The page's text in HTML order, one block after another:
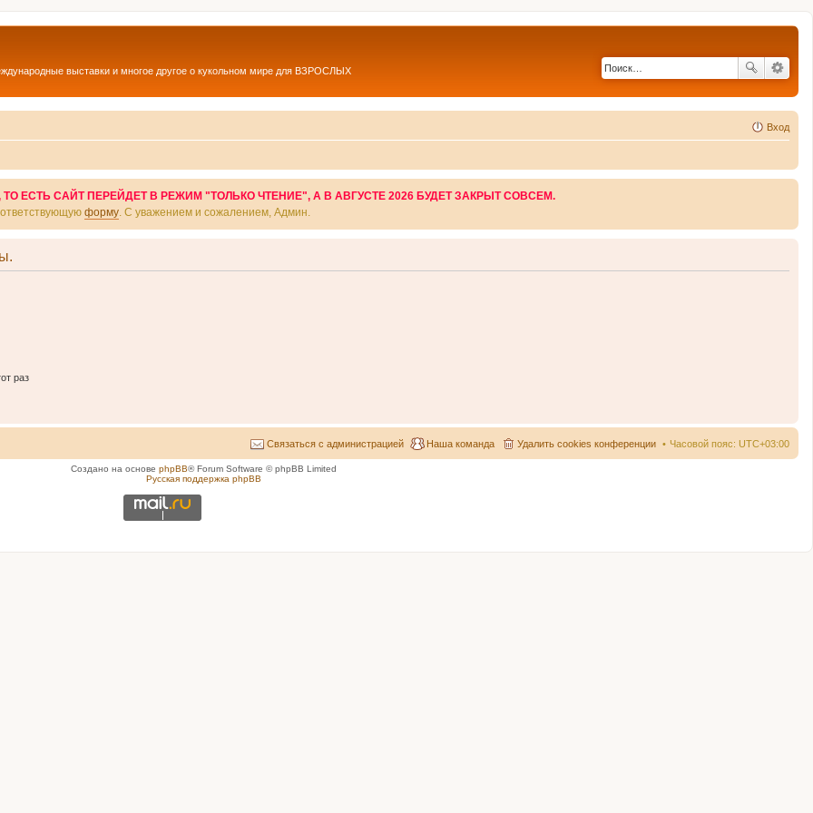
выставки и многое другое о кукольном мире для ВЗРОСЛЫХ
Вход
ЕСТЬ САЙТ ПЕРЕЙДЕТ В РЕЖИМ "ТОЛЬКО ЧТЕНИЕ", А В АВГУСТЕ 2026 БУДЕТ ЗАКРЫТ СОВСЕМ.
форму . С уважением и сожалением, Админ.
раз
Часовой пояс: UTC+03:00
Удалить cookies конференции
Наша команда
Связаться с администрацией
Создано на основе phpBB® Forum Software © phpBB Limited
Русская поддержка phpBB